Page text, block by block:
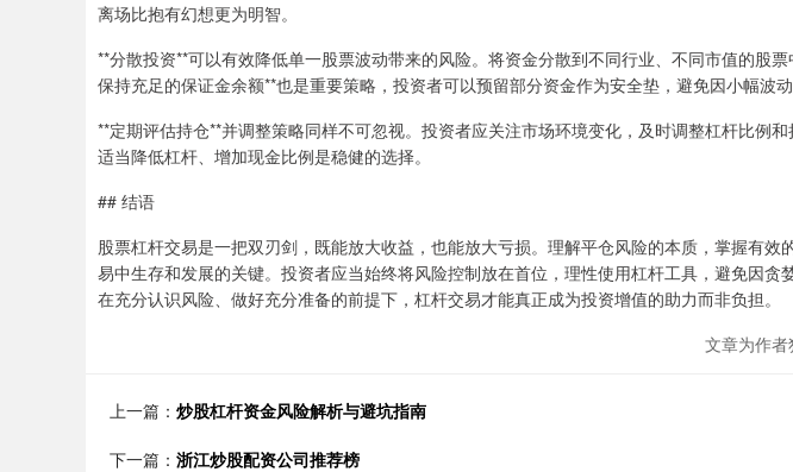
离场比抱有幻想更为明智。
**分散投资**可以有效降低单一股票波动带来的风险。将资金分散到不同行业、不同市值的股
保持充足的保证金余额**也是重要策略，投资者可以预留部分资金作为安全垫，避免因小幅波动
**定期评估持仓**并调整策略同样不可忽视。投资者应关注市场环境变化，及时调整杠杆比例
适当降低杠杆、增加现金比例是稳健的选择。
## 结语
股票杠杆交易是一把双刃剑，既能放大收益，也能放大亏损。理解平仓风险的本质，掌握有效
易中生存和发展的关键。投资者应当始终将风险控制放在首位，理性使用杠杆工具，避免因贪
在充分认识风险、做好充分准备的前提下，杠杆交易才能真正成为投资增值的助力而非负担。
文章为作
上一篇： 炒股杠杆资金风险解析与避坑指南
下一篇： 浙江炒股配资公司推荐榜